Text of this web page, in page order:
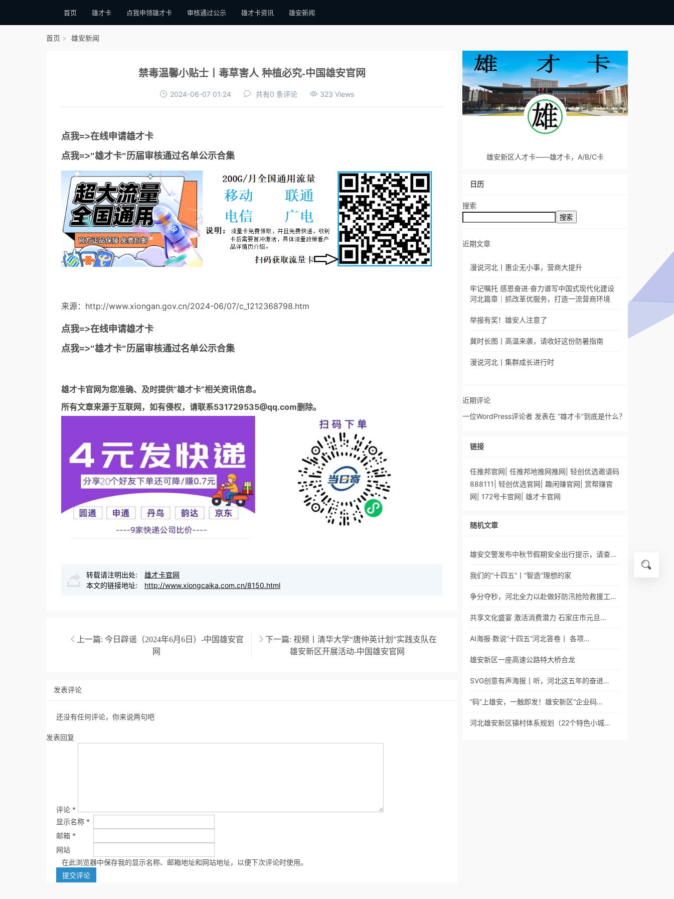
首页 雄才卡 点我申领雄才卡 审核通过公示 雄才卡资讯 雄安新闻
首页 雄安新闻
禁毒温馨小贴士丨毒草害人 种植必究-中国雄安官网
2024-06-07 01:24 共有0 条评论 323 Views
点我=>在线申请雄才卡
点我=>"雄才卡"历届审核通过名单公示合集
来源：http://www.xiongan.gov.cn/2024-06/07/c_1212368798.htm
点我=>在线申请雄才卡
点我=>"雄才卡"历届审核通过名单公示合集
雄才卡官网为您准确、及时提供“雄才卡”相关资讯信息。
所有文章来源于互联网，如有侵权，请联系531729535@qq.com删除。
转载请注明出处:
雄才卡官网
本文的链接地址:
http://www.xiongcaika.com.cn/8150.html
上一篇: 今日辟谣（2024年6月6日）-中国雄安官
网
下一篇: 视频丨清华大学“唐仲英计划”实践支队在
雄安新区开展活动-中国雄安官网
发表评论
还没有任何评论，你来说两句吧
发表回复
评论 *
显示名称 *
邮箱 *
网站
在此浏览器中保存我的显示名称、邮箱地址和网站地址，以便下次评论时使用。
雄安新区人才卡——雄才卡，A/B/C卡
日历
搜索
搜索
近期文章
漫说河北丨惠企无小事，营商大提升
牢记嘱托 感恩奋进·奋力谱写中国式现代化建设
河北篇章｜抓改革优服务，打造一流营商环境
举报有奖！雄安人注意了
冀时长图丨高温来袭，请收好这份防暑指南
漫说河北丨集群成长进行时
近期评论
一位WordPress评论者 发表在 “雄才卡”到底是什么？
链接
任推邦官网 任推邦地推网推网 轻创优选邀请码
888111
轻创优选官网 趣闲赚官网
赏帮赚官
网
172号卡官网 雄才卡官网
随机文章
雄安交警发布中秋节假期安全出行提示，请查…
我们的“十四五”丨“智造”理想的家
争分夺秒，河北全力以赴做好防汛抢险救援工…
共享文化盛宴 激活消费潜力 石家庄市元旦…
AI海报·数说“十四五”河北答卷丨 各项…
雄安新区一座高速公路特大桥合龙
SVG创意有声海报丨听，河北这五年的奋进…
“码”上雄安，一触即发！雄安新区“企业码…
河北雄安新区镇村体系规划（22个特色小城…